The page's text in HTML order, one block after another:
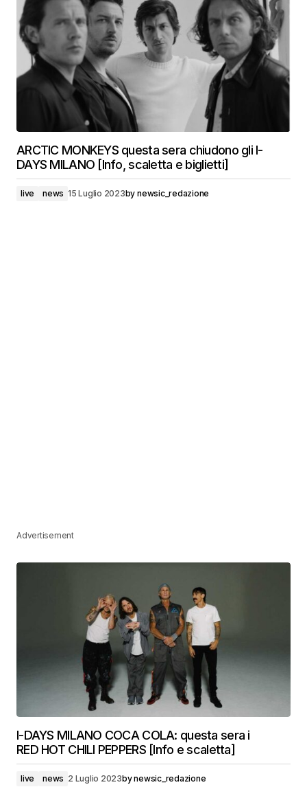
ARCTIC MONKEYS questa sera chiudono gli I-
DAYS MILANO [Info, scaletta e biglietti]
live news 15 Luglio 2023by newsic_redazione
Advertisement
I-DAYS MILANO COCA COLA: questa sera i
RED HOT CHILI PEPPERS [Info e scaletta]
live news 2 Luglio 2023bynewsic_redazione